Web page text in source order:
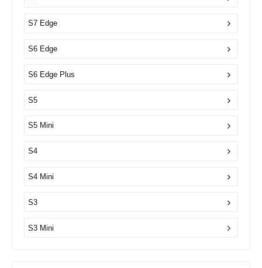
S7 Edge
S6 Edge
S6 Edge Plus
S5
S5 Mini
S4
S4 Mini
S3
S3 Mini